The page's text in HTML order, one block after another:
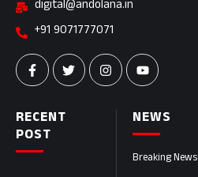
NEWS
Breaking News
RECENT
POST
digital@andolana.in
+91 9071777071